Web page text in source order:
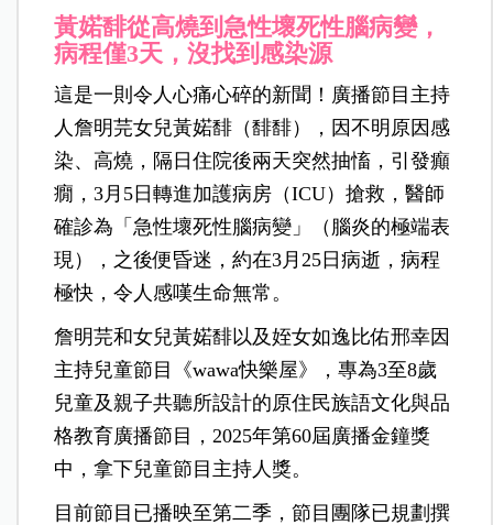
黃婼馡從高燒到急性壞死性腦病變，
病程僅3天，沒找到感染源
這是一則令人心痛心碎的新聞！廣播節目主持
人詹明芫女兒黃婼馡（馡馡），因不明原因感
染、高燒，隔日住院後兩天突然抽慉，引發癲
癇，3月5日轉進加護病房（ICU）搶救，醫師
確診為「急性壞死性腦病變」（腦炎的極端表
現），之後便昏迷，約在3月25日病逝，病程
極快，令人感嘆生命無常。
詹明芫和女兒黃婼馡以及姪女如逸比佑邢幸因
主持兒童節目《wawa快樂屋》，專為3至8歲
兒童及親子共聽所設計的原住民族語文化與品
格教育廣播節目，2025年第60屆廣播金鐘獎
中，拿下兒童節目主持人獎。
目前節目已播映至第二季，節目團隊已規劃撰